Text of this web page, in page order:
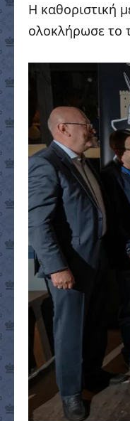
Η καθοριστική
ολοκλήρωσε το